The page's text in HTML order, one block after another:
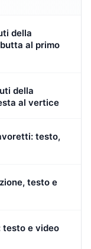
della
al primo
della
al vertice
testo,
testo e
testo e video